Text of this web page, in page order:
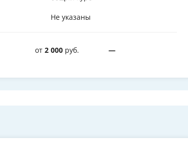
Не указаны
от 2 000 руб. —